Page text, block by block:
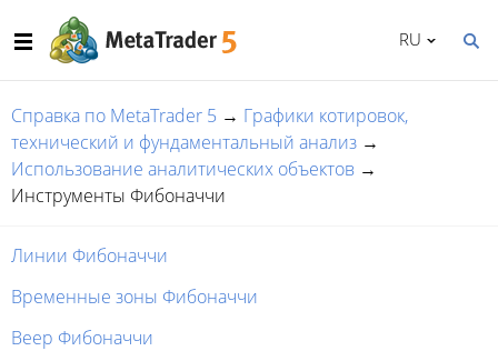
RU
Справка по MetaTrader 5 → Графики котировок,
технический и фундаментальный анализ →
Использование аналитических объектов →
Инструменты Фибоначчи
Линии Фибоначчи
Временные зоны Фибоначчи
Веер Фибоначчи